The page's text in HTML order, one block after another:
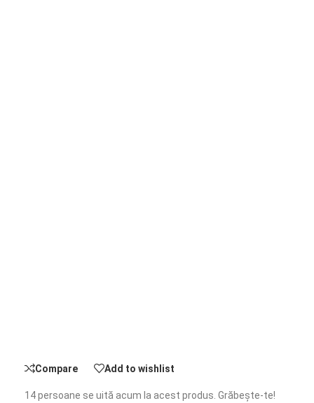
Compare Add to wishlist
14persoane se uită acum la acest produs. Grăbește-te!